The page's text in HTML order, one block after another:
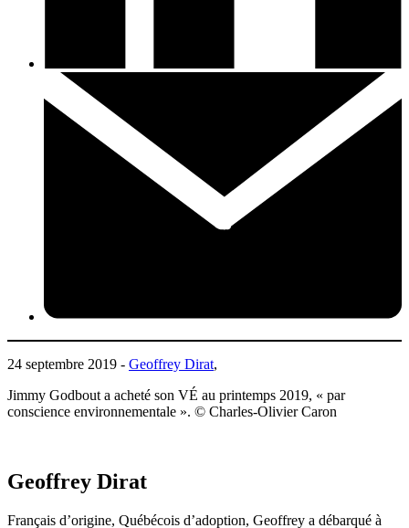
24 septembre 2019 - Geoffrey Dirat,
Jimmy Godbout a acheté son VÉ au printemps 2019, « par
conscience environnementale ». © Charles-Olivier Caron
Geoffrey Dirat
Français d’origine, Québécois d’adoption, Geoffrey a débarqué à